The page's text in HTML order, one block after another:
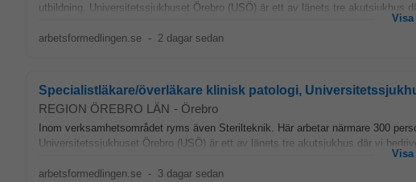
utbildning. Universitetssjukhuset Örebro (USÖ) är ett av länets tre akutsjukhus
Visa
arbetsformedlingen.se - 2 dagar sedan
Specialistläkare/överläkare klinisk patologi,
REGION ÖREBRO LÄN - Örebro
Inom verksamhetsområdet ryms även Sterilteknik. Här arbetar närmare 300
Universitetssjukhuset Örebro (USÖ) är ett av länets tre akutsjukhus där vi
Visa
arbetsformedlingen.se - 3 dagar sedan